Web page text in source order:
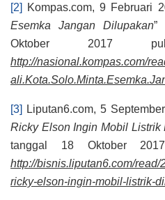
[2] Kompas.com, 9 Februari
Esemka Jangan Dilupakan”
Oktober 2017
http://nasional.kompas.com/
[3] Liputan6.com, 5
Ricky Elson Ingin Mobil Listrik
tanggal 18 Oktober
http://bisnis.liputan6.com/
ricky-elson-ingin-mobil-listrik-